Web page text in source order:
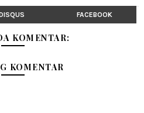
FACEBOOK
KOMENTAR:
KOMENTAR